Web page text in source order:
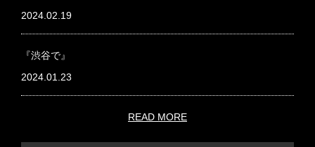
2024.02.19
『渋谷で』
2024.01.23
READ MORE